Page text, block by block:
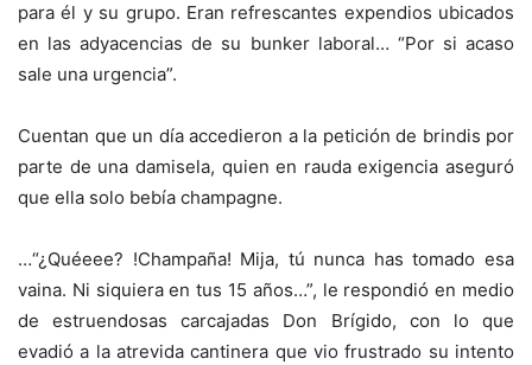
para él y su grupo. Eran refrescantes expendios ubicados
en las adyacencias de su bunker laboral… “Por si acaso
sale una urgencia”.
Cuentan que un día accedieron a la petición de brindis por
parte de una damisela, quien en rauda exigencia aseguró
que ella solo bebía champagne.
…“¿Quéeee? !Champaña! Mija, tú nunca has tomado esa
vaina. Ni siquiera en tus 15 años…”, le respondió en medio
de estruendosas carcajadas Don Brígido, con lo que
evadió a la atrevida cantinera que vio frustrado su intento